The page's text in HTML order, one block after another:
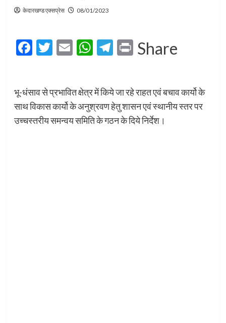
केदारखण्ड एक्सप्रेस 08/01/2023
Facebook
Twitter
EmailWhatsApp
Telegram
Print
Share
भू-धंसाव से प्रभावित क्षेत्र में किये जा रहे राहत एवं बचाव कार्यो के
साथ विकास कार्यो के अनुश्रवण हेतु शासन एवं स्थानीय स्तर पर
उच्चस्तरीय समन्वय समिति के गठन के दिये निर्देश।